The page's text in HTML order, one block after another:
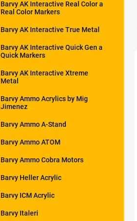
Barvy AK Interactive Real Color a
Real Color Markers
Barvy AK Interactive True Metal
Barvy AK Interactive Quick Gen a
Quick Markers
Barvy AK Interactive Xtreme
Metal
Barvy Ammo Acrylics by Mig
Jimenez
Barvy Ammo A-Stand
Barvy Ammo ATOM
Barvy Ammo Cobra Motors
Barvy Heller Acrylic
Barvy ICM Acrylic
Barvy Italeri